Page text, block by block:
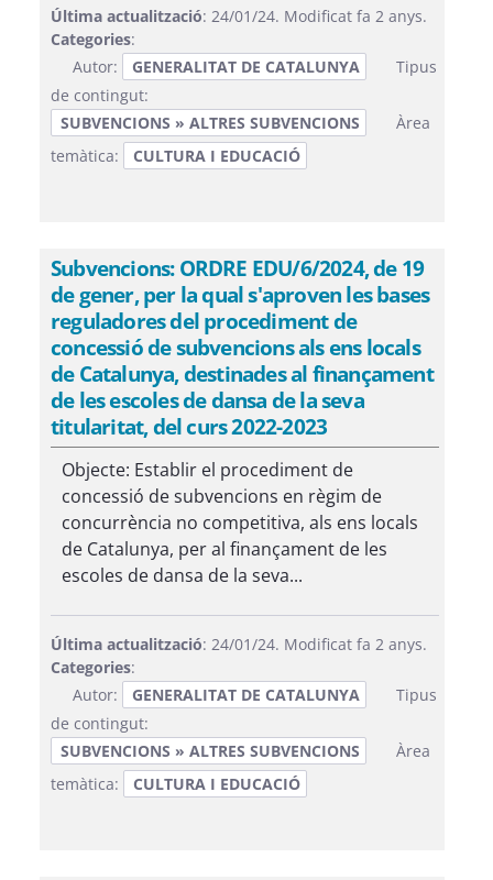
Última actualització: 24/01/24. Modificat fa 2 anys.
Categories:
Autor:
GENERALITAT DE CATALUNYA
Tipus
de contingut:
SUBVENCIONS » ALTRES SUBVENCIONS
Àrea
temàtica:
CULTURA I EDUCACIÓ
Subvencions: ORDRE EDU/6/2024, de 19
de gener, per la qual s'aproven les bases
reguladores del procediment de
concessió de subvencions als ens locals
de Catalunya, destinades al finançament
de les escoles de dansa de la seva
titularitat, del curs 2022-2023
Objecte: Establir el procediment de
concessió de subvencions en règim de
concurrència no competitiva, als ens locals
de Catalunya, per al finançament de les
escoles de dansa de la seva...
Última actualització: 24/01/24. Modificat fa 2 anys.
Categories:
Autor:
GENERALITAT DE CATALUNYA
Tipus
de contingut:
SUBVENCIONS » ALTRES SUBVENCIONS
Àrea
temàtica:
CULTURA I EDUCACIÓ